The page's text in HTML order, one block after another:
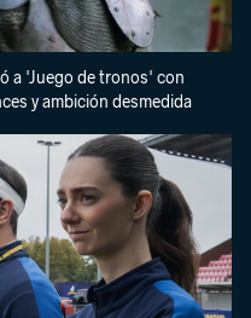
a 'Juego de tronos' con
y ambición desmedida